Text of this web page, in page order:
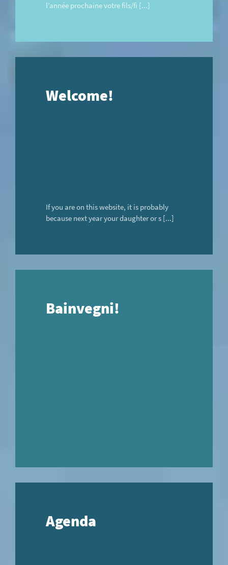
l’année prochaine votre fils/fi [...]
Welcome!
If you are on this website, it is probably
because next year your daughter or s [...]
Bainvegni!
Agenda